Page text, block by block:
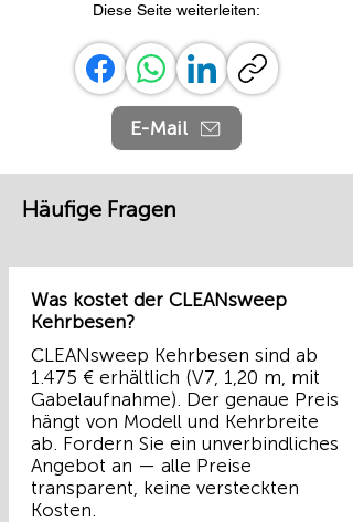
Diese Seite weiterleiten:
E-Mail
Häufige Fragen
Was kostet der CLEANsweep
Kehrbesen?
CLEANsweep Kehrbesen sind ab
1.475 € erhältlich (V7, 1,20 m, mit
Gabelaufnahme). Der genaue Preis
hängt von Modell und Kehrbreite
ab. Fordern Sie ein unverbindliches
Angebot an — alle Preise
transparent, keine versteckten
Kosten.